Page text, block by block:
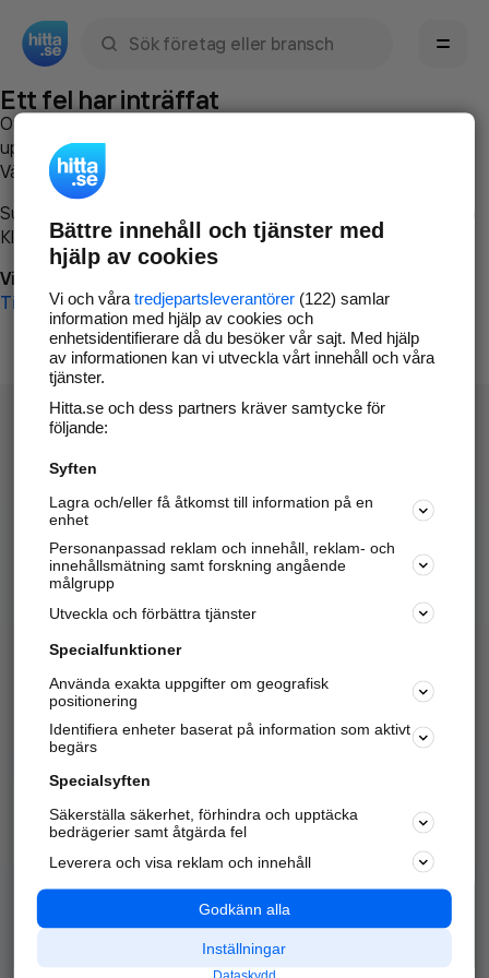
Ett fel har inträffat
Om du vill kan du
uppstod så att vi lättare och snabbare kan avhjälpa det.
Vänligen försök med följande:
Surfa till
Klicka påTillbaka-knappen i webbläsaren och försök igen
Vi beklagar besväret!
Till startsidan
Hitta.se - Gratis nummerupplysning.
Sök företag, personer och platser.
Hitta telefonnummer, adresser, företagsinfo mm.
Marknadsför företaget
Kom igång och annonsera mot
samarbetspartners nära dig.
Alla kategorier
Populära sökningar
API & Kartor
Annonsera
Integritet
Nödnummer
Bättre innehåll och tjänster med
hjälp av cookies
Vi och våra tredjepartsleverantörer(122) samlar
information med hjälp av cookies och
enhetsidentifierare då du besöker vår sajt. Med hjälp
av informationen kan vi utveckla vårt innehåll och våra
tjänster.
Hitta.se och dess partners kräver samtycke för
följande:
Syften
Lagra och/eller få åtkomst till information på en
enhet
Personanpassad reklam och innehåll, reklam- och
innehållsmätning samt forskning angående
målgrupp
Utveckla och förbättra tjänster
Specialfunktioner
Använda exakta uppgifter om geografisk
positionering
Identifiera enheter baserat på information som aktivt
begärs
Specialsyften
Säkerställa säkerhet, förhindra och upptäcka
bedrägerier samt åtgärda fel
Leverera och visa reklam och innehåll
Godkänn alla
Inställningar
Dataskydd